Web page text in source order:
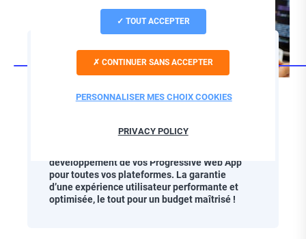
STRATEGIE DIGITALE
Votre agence PWA
pour une expérience
mobile optimisée
développement de vos Progressive Web App
pour toutes vos plateformes. La garantie
d’une expérience utilisateur performante et
optimisée, le tout pour un budget maîtrisé !
TOUT ACCEPTER
CONTINUER SANS ACCEPTER
PERSONNALISER MES CHOIX COOKIES
PRIVACY POLICY